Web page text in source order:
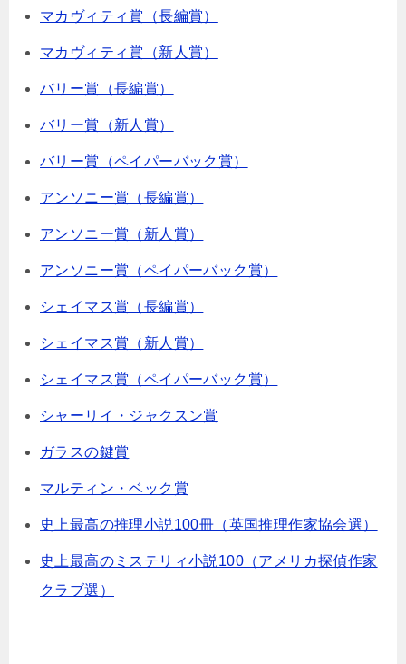
マカヴィティ賞（長編賞）
マカヴィティ賞（新人賞）
バリー賞（長編賞）
バリー賞（新人賞）
バリー賞（ペイパーバック賞）
アンソニー賞（長編賞）
アンソニー賞（新人賞）
アンソニー賞（ペイパーバック賞）
シェイマス賞（長編賞）
シェイマス賞（新人賞）
シェイマス賞（ペイパーバック賞）
シャーリイ・ジャクスン賞
ガラスの鍵賞
マルティン・ベック賞
史上最高の推理小説100冊（英国推理作家協会選）
史上最高のミステリィ小説100（アメリカ探偵作家
クラブ選）